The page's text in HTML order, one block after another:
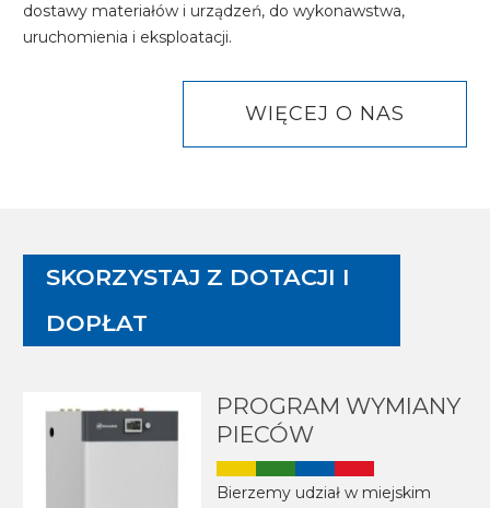
dostawy materiałów i urządzeń, do wykonawstwa,
uruchomienia i eksploatacji.
WIĘCEJ O NAS
SKORZYSTAJ Z DOTACJI I
DOPŁAT
PROGRAM WYMIANY
PIECÓW
Image
Bierzemy udział w miejskim